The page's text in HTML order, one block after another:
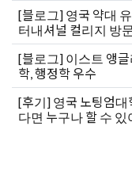
[블로그] 영국 약대
터내셔널 컬리지 방
[블로그] 이스트 앵
학, 행정학 우수
[후기] 영국 노팅엄
다면 누구나 할 수